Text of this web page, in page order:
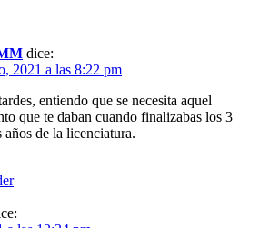
dice:
2021 a las 8:22 pm
entiendo que se necesita aquel
que te daban cuando finalizabas los 3
años de la licenciatura.